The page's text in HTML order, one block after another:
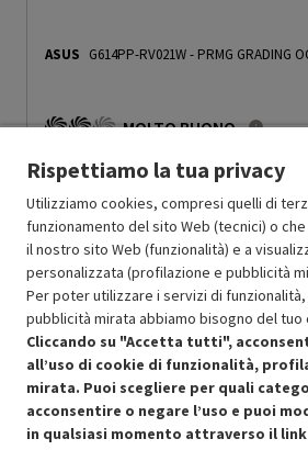
ASUS G614PP-RV021W- PRMG GRADING
MOLTO BUONO
O: Accessori principali presenti
B: Estetica prodotto ottima
N: Prodotto funzionante
Prodotto Nuovo 1799.00 -10%
Ricondizionato 1619.10
Aggiungi al
Rispettiamo la tua privacy
Utilizziamo cookies, compresi quelli di
funzionamento del sito Web (tecnici) o
il nostro sito Web (funzionalità) e a
personalizzata (profilazione e pubblicità
Per poter utilizzare i servizi di
pubblicità mirata abbiamo bisogno del tuo
Cliccando su "Accetta tutti",
all’uso di cookie di funzionalità,
mirata. Puoi scegliere per quali
acconsentire o negare l’uso e puoi
in qualsiasi momento attraverso il link